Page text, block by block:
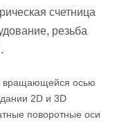
счетница
резьба
вращающейся осью
2D и 3D
поворотные оси